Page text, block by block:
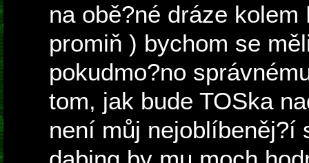
na obě?né dráze
promiň ) bychom se
pokudmo?no
tom, jak bude TOSka
není můj nejoblíbeněj?í